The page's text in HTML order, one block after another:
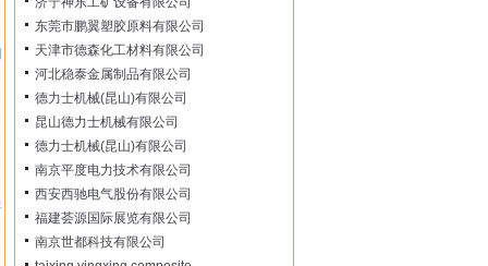
东莞市鹏翼塑胶原料有限公司
天津市德森化工材料有限公司
河北稳泰金属制品有限公司
德力士机械(昆山)有限公司
昆山德力士机械有限公司
德力士机械(昆山)有限公司
南京平度电力技术有限公司
西安西驰电气股份有限公司
福建荟源国际展览有限公司
南京世都科技有限公司